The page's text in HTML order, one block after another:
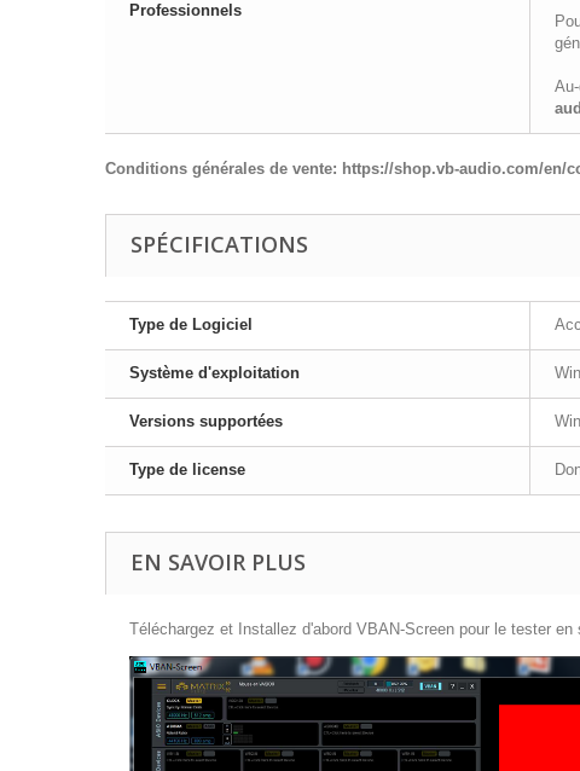
Professionnels
Conditions générales de vente: https://shop.vb-audio.com/en/
SPÉCIFICATIONS
Type de Logiciel
Système d'exploitation
Versions supportées
Type de license
EN SAVOIR PLUS
Téléchargez et Installez d'abord VBAN-Screen pour le tester en